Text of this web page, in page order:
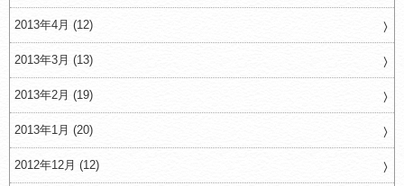
2013年4月 (12)
2013年3月 (13)
2013年2月 (19)
2013年1月 (20)
2012年12月 (12)